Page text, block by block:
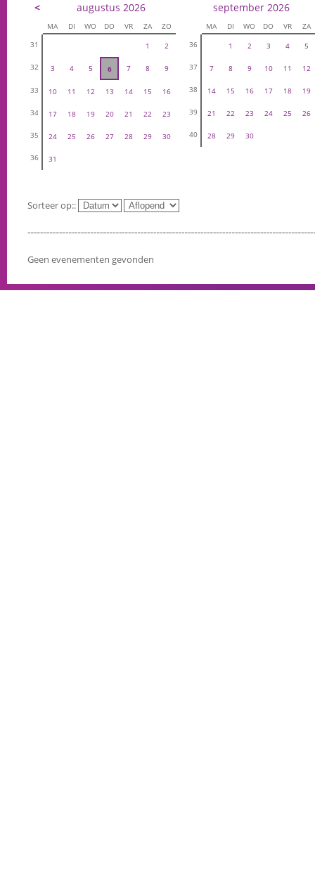
< augustus 2026
MA DI WO DO VR ZA
ZO
31
1 2
32 3 4 5 6 7 8 9
33 10 11 12 13 14 15 16
34 17 18 19 20 21 22 23
35 24 25 26 27 28 29 30
36 31
september 2026
MA DI WO DO VR
ZA
36
1 2 3 4 5
37 7 8 9 10 11 12
38 14 15 16 17 18 19
39 21 22 23 24 25 26
40 28 29 30
Sorteer op::
Geen evenementen gevonden